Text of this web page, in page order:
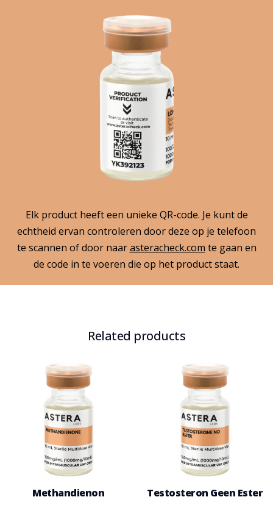
Elk product heeft een unieke QR-code. Je kunt de
echtheid ervan controleren door deze op je telefoon
te scannen of door naarasteracheck.com te gaan en
de code in te voeren die op het product staat.
Related products
Methandienon Testosteron Geen Ester